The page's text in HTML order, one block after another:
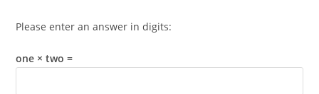
Please enter an answer in digits:
one × two =